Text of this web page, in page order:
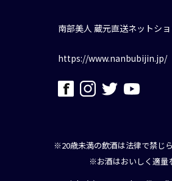
南部美人 蔵元直送ネットシ
https://www.nanbubijin.jp/
※20歳未満の飲酒は法律で禁じら
※お酒はおいしく適量